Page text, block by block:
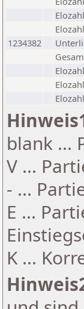
1234382
blank ...
V ...
- ...
E ...
K ...